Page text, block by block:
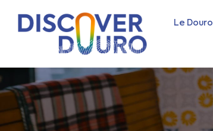
Le Douro